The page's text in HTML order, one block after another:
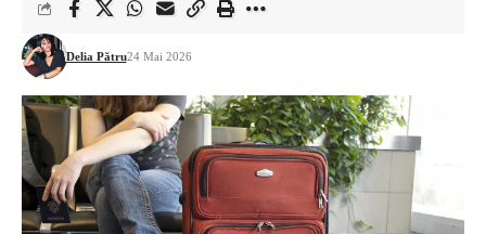
Delia Pătru24 Mai 2026